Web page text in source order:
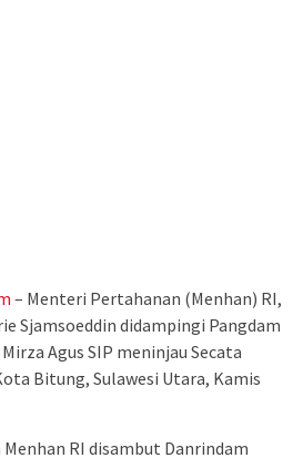
– Menteri Pertahanan (Menhan) RI,
Sjamsoeddin didampingi Pangdam
Agus SIP meninjau Secata
Bitung, Sulawesi Utara, Kamis
RI disambut Danrindam